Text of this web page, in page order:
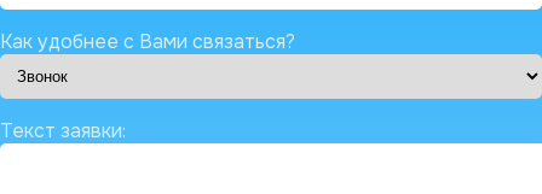
Как удобнее с Вами связаться?
Текст заявки: